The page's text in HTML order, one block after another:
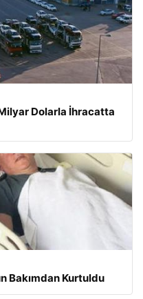
Dolarla İhracatta
Bakımdan Kurtuldu